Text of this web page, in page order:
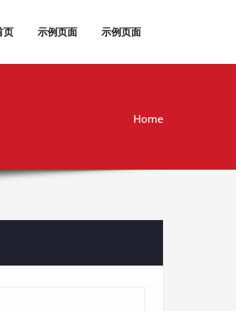
页 示例页面 示例页面
Home